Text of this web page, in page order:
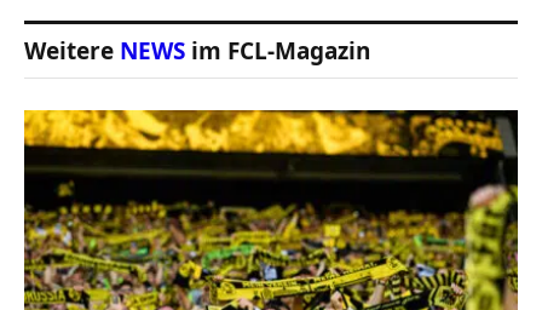
Weitere NEWS im FCL-Magazin